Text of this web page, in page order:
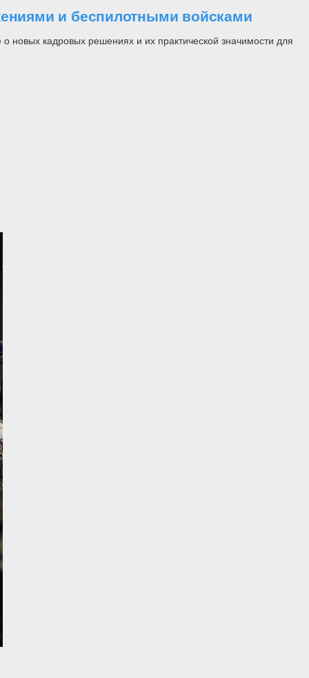
и беспилотными войсками
новых кадровых решениях и их практической значимости для